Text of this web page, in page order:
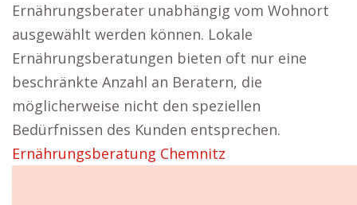
Ernährungsberater unabhängig vom Wohnort
ausgewählt werden können. Lokale
Ernährungsberatungen bieten oft nur eine
beschränkte Anzahl an Beratern, die
möglicherweise nicht den speziellen
Bedürfnissen des Kunden entsprechen.
Ernährungsberatung Chemnitz